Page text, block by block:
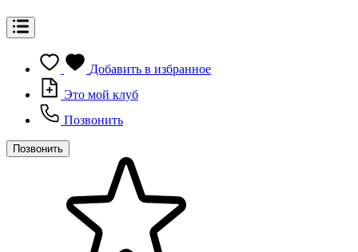
Добавить в избранное
Это мой клуб
Позвонить
Позвонить